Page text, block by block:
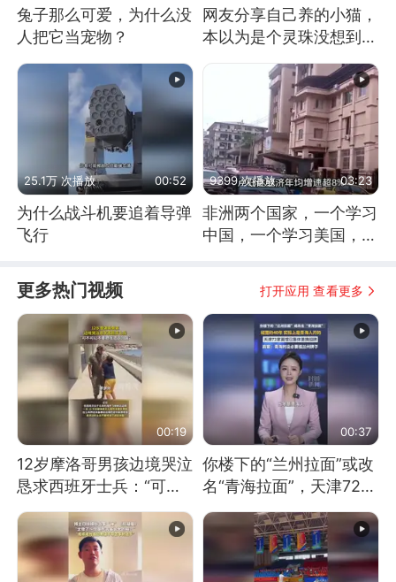
兔子那么可爱，为什么没
人把它当宠物？
网友分享自己养的小猫，
本以为是个灵珠没想到是
25.1万 次播放 00:52
为什么战斗机要追着导弹
飞行
9399 次播放 03:23
非洲两个国家，一个学习
中国，一个学习美国，结
更多热门视频 打开应用 查看更多
00:19
12岁摩洛哥男孩边境哭泣
恳求西班牙士兵：“可不
可以不要把我遣返回国”
00:37
你楼下的“兰州拉面”或改
名“青海拉面”，天津72家
面馆已集体更换招牌